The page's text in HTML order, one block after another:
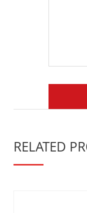
RELATED